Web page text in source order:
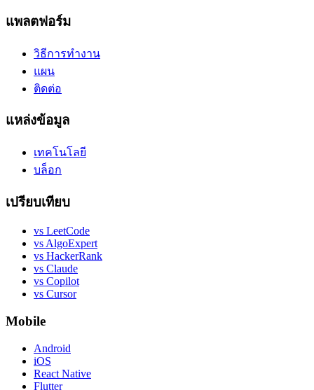
แพลตฟอร์ม
วิธีการทำงาน
แผน
ติดต่อ
แหล่งข้อมูล
เทคโนโลยี
บล็อก
เปรียบเทียบ
vs LeetCode
vs AlgoExpert
vs HackerRank
vs Claude
vs Copilot
vs Cursor
Mobile
Android
iOS
React Native
Flutter